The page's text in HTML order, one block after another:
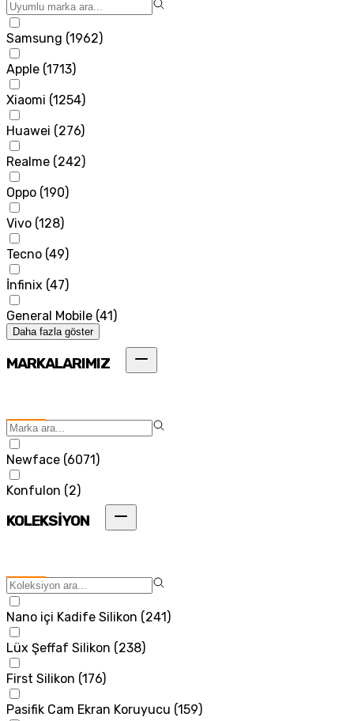
Samsung (1962)
Apple (1713)
Xiaomi (1254)
Huawei (276)
Realme (242)
Oppo (190)
Vivo (128)
Tecno (49)
İnfinix (47)
General Mobile (41)
Daha fazla göster
MARKALARIMIZ
Newface (6071)
Konfulon (2)
KOLEKSİYON
Nano içi Kadife Silikon (241)
Lüx Şeffaf Silikon (238)
First Silikon (176)
Pasifik Cam Ekran Koruyucu (159)